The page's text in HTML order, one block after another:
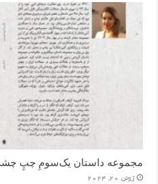
مجموعه داستان یک‌سومِ چپِ
ژوئن 20, 2024